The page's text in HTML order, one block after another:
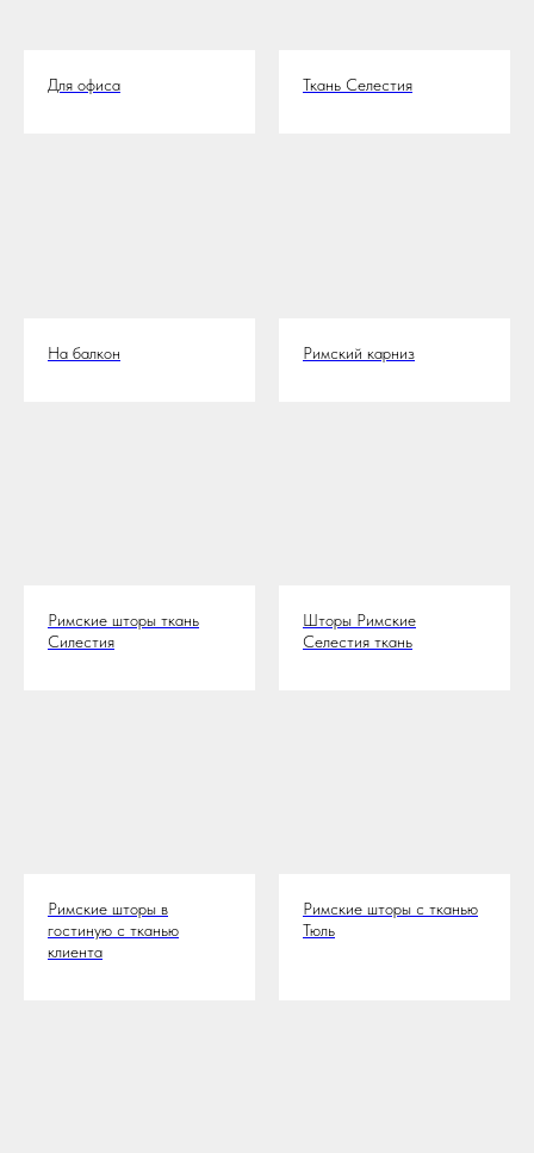
Для офиса Ткань Селестия
На балкон Римский карниз
Римские шторы ткань
Силестия
Шторы Римские
Селестия ткань
Римские шторы в
гостиную с тканью
клиента
Римские шторы с тканью
Тюль